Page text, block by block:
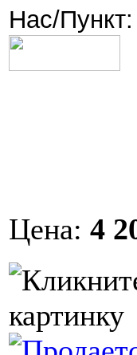
Нас/Пункт:
Цена: 4
картинку